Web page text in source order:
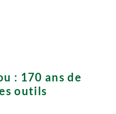
: 170 ans de
outils